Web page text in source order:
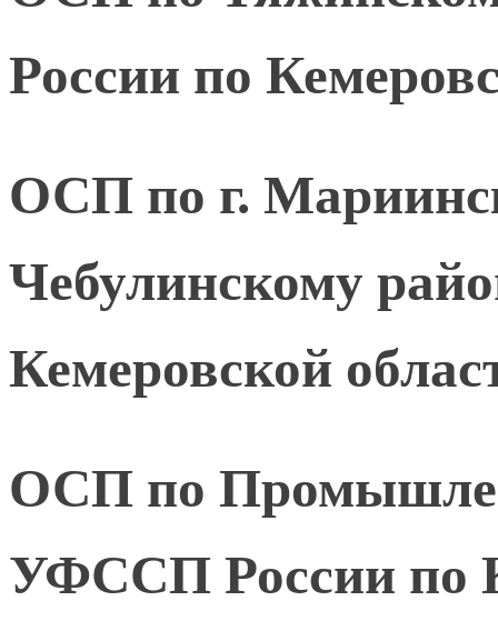
России по
ОСП по г.
Чебулинскому
Кемеровской
ОСП по
УФССП России по